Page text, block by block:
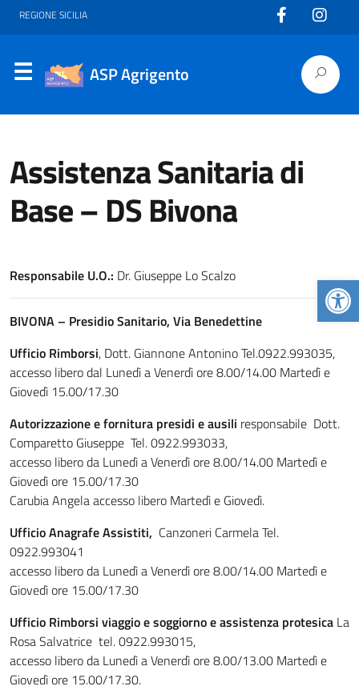
REGIONE SICILIA
ASP Agrigento
Assistenza Sanitaria di
Base – DS Bivona
Responsabile U.O.: Dr. Giuseppe Lo Scalzo
BIVONA – Presidio Sanitario, Via Benedettine
Ufficio Rimborsi, Dott. Giannone Antonino Tel.0922.993035,
accesso libero dal Lunedì a Venerdì ore 8.00/14.00 Martedì e
Giovedì 15.00/17.30
Autorizzazione e fornitura presidi e ausili responsabile Dott.
Comparetto Giuseppe Tel. 0922.993033,
accesso libero da Lunedì a Venerdì ore 8.00/14.00 Martedì e
Giovedì ore 15.00/17.30
Carubia Angela accesso libero Martedì e Giovedì.
Ufficio AnagrafeAssistiti, Canzoneri Carmela Tel.
0922.993041
accesso libero da Lunedì a Venerdì ore 8.00/14.00 Martedì e
Giovedì ore 15.00/17.30
Ufficio Rimborsi viaggio e soggiornoe assistenza protesica La
Rosa Salvatrice tel. 0922.993015,
accesso libero da Lunedì a Venerdì ore 8.00/13.00 Martedì e
Giovedì ore 15.00/17.30.